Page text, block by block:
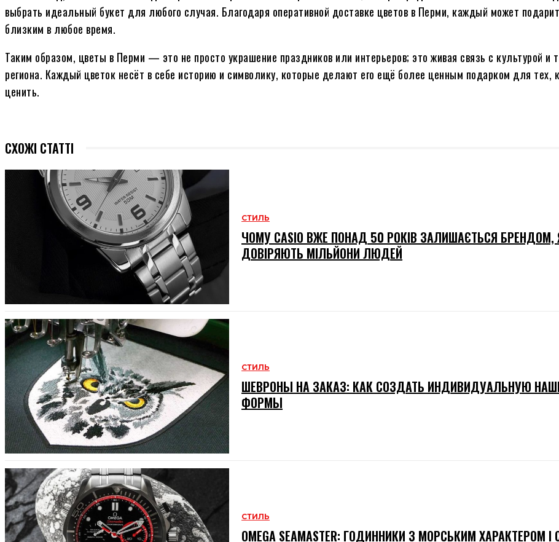
выбрать идеальный букет для любого случая. Благодаря оперативной доставке цветов в Перми, каждый может
близким в любое время.
Таким образом, цветы в Перми — это не просто украшение праздников или интерьеров; это живая связь с культурой и
региона. Каждый цветок несёт в себе историю и символику, которые делают его ещё более ценным подарком для тех,
ценить.
СХОЖІ СТАТТІ
СТИЛЬ
ЧОМУ CASIO ВЖЕ ПОНАД 50 РОКІВ ЗАЛИШАЄТЬСЯ
ДОВІРЯЮТЬ МІЛЬЙОНИ ЛЮДЕЙ
СТИЛЬ
ШЕВРОНЫ НА ЗАКАЗ: КАК СОЗДАТЬ ИНДИВИДУАЛЬНУЮ
ФОРМЫ
СТИЛЬ
OMEGA SEAMASTER: ГОДИННИКИ З МОРСЬКИМ ХАРАКТЕРОМ